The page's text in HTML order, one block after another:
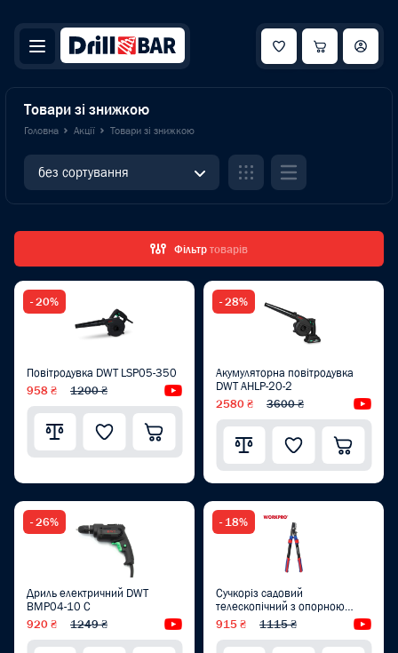
Товари зі знижкою
Головна Акції Товари зі знижкою
без сортування
Фільтртоварів
- 20%
Повітродувка DWT LSP05-350
958 ₴ 1200 ₴ Відеоогляд
- 28%
Акумуляторна повітродувка
DWT AHLP-20-2
2580 ₴ 3600 ₴
- 26%
Дриль електричний DWT
BMP04-10 C
920 ₴ 1249 ₴ Відеоогляд
- 18%
Сучкоріз садовий
телескопічний з опорною
ковадлою WORKPRO 635-940
915 ₴ 1115 ₴